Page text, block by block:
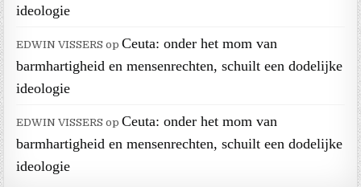
ideologie
EDWIN VISSERS opCeuta: onder het mom van
barmhartigheid en mensenrechten, schuilt een dodelijke
ideologie
EDWIN VISSERS opCeuta: onder het mom van
barmhartigheid en mensenrechten, schuilt een dodelijke
ideologie